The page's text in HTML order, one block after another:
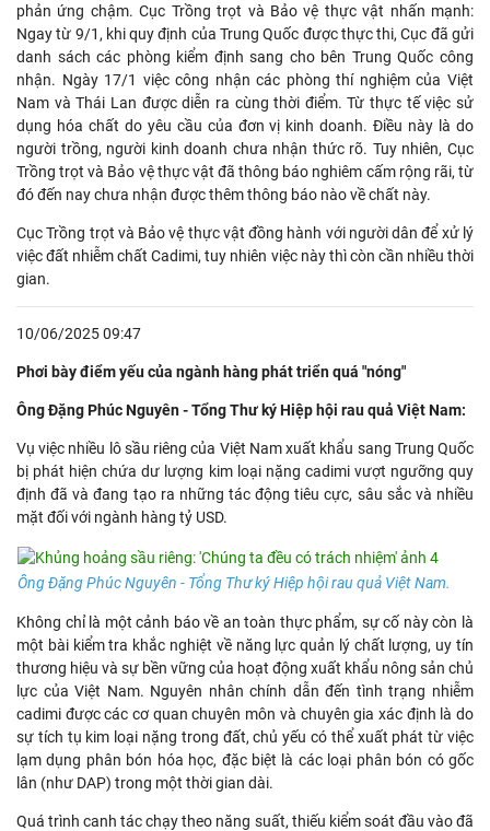
phản ứng chậm. Cục Trồng trọt và Bảo vệ thực vật nhấn mạnh:
Ngay từ 9/1, khi quy định của Trung Quốc được thực thi, Cục đã gửi
danh sách các phòng kiểm định sang cho bên Trung Quốc công
nhận. Ngày 17/1 việc công nhận các phòng thí nghiệm của Việt
Nam và Thái Lan được diễn ra cùng thời điểm. Từ thực tế việc sử
dụng hóa chất do yêu cầu của đơn vị kinh doanh. Điều này là do
người trồng, người kinh doanh chưa nhận thức rõ. Tuy nhiên, Cục
Trồng trọt và Bảo vệ thực vật đã thông báo nghiêm cấm rộng rãi, từ
đó đến nay chưa nhận được thêm thông báo nào về chất này.
Cục Trồng trọt và Bảo vệ thực vật đồng hành với người dân để xử lý
việc đất nhiễm chất Cadimi, tuy nhiên việc này thì còn cần nhiều thời
gian.
10/06/2025 09:47
Phơi bày điểm yếu của ngành hàng phát triển quá "nóng"
Ông Đặng Phúc Nguyên - Tổng Thư ký Hiệp hội rau quả Việt Nam:
Vụ việc nhiều lô sầu riêng của Việt Nam xuất khẩu sang Trung Quốc
bị phát hiện chứa dư lượng kim loại nặng cadimi vượt ngưỡng quy
định đã và đang tạo ra những tác động tiêu cực, sâu sắc và nhiều
mặt đối với ngành hàng tỷ USD.
Ông Đặng Phúc Nguyên - Tổng Thư ký Hiệp hội rau quả Việt Nam.
Không chỉ là một cảnh báo về an toàn thực phẩm, sự cố này còn là
một bài kiểm tra khắc nghiệt về năng lực quản lý chất lượng, uy tín
thương hiệu và sự bền vững của hoạt động xuất khẩu nông sản chủ
lực của Việt Nam. Nguyên nhân chính dẫn đến tình trạng nhiễm
cadimi được các cơ quan chuyên môn và chuyên gia xác định là do
sự tích tụ kim loại nặng trong đất, chủ yếu có thể xuất phát từ việc
lạm dụng phân bón hóa học, đặc biệt là các loại phân bón có gốc
lân (như DAP) trong một thời gian dài.
Quá trình canh tác chạy theo năng suất, thiếu kiểm soát đầu vào đã